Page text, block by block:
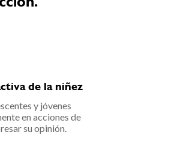
de la niñez
y jóvenes
en acciones de
su opinión.